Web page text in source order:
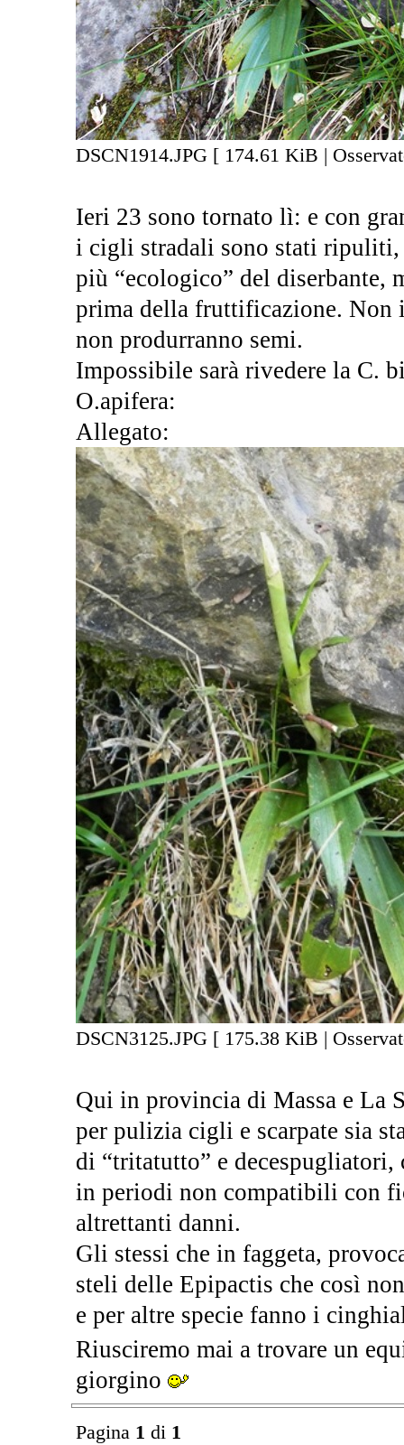
DSCN1914.JPG [ 174.61 KiB |
Ieri 23 sono tornato lì: e con
i cigli stradali sono stati ripuliti,
più “ecologico” del diserbante,
prima della fruttificazione. Non
non produrranno semi.
Impossibile sarà rivedere la C.
O.apifera:
Allegato:
DSCN3125.JPG [ 175.38 KiB |
Qui in provincia di Massa e La
per pulizia cigli e scarpate sia
di “tritatutto” e decespugliatori,
in periodi non compatibili con
altrettanti danni.
Gli stessi che in faggeta,
steli delle Epipactis che così
e per altre specie fanno i
Riusciremo mai a trovare un
giorgino
Pagina 1 di 1